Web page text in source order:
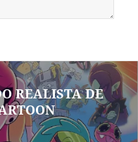
REALISTA DE